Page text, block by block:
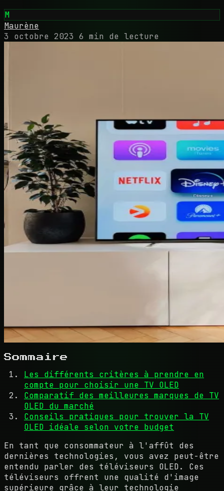
M
Maurène
3 octobre 2023 6 min de lecture
Sommaire
Les différents critères à prendre en
compte pour choisir une TV OLED
Comparatif des meilleures marques de TV
OLED du marché
Conseils pratiques pour trouver la TV
OLED idéale selon votre budget
En tant que consommateur à l'affût des
dernières technologies, vous avez peut-être
entendu parler des téléviseurs OLED. Ces
téléviseurs offrent une qualité d'image
supérieure grâce à leur technologie